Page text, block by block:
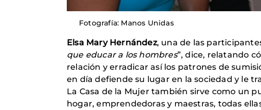
Fotografía: Manos Unidas
Elsa Mary Hernández, una de las
que educar a los hombres”, dice, relatando
relación y erradicar así los patrones de
en día defiende su lugar en la sociedad y le
La Casa de la Mujer también sirve como un
hogar, emprendedoras y maestras, todas